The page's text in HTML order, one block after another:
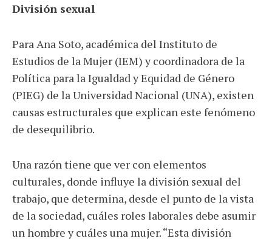
División sexual
Para Ana Soto, académica del Instituto de
Estudios de la Mujer (IEM) y coordinadora de la
Política para la Igualdad y Equidad de Género
(PIEG) de la Universidad Nacional (UNA), existen
causas estructurales que explican este fenómeno
de desequilibrio.
Una razón tiene que ver con elementos
culturales, donde influye la división sexual del
trabajo, que determina, desde el punto de la vista
de la sociedad, cuáles roles laborales debe asumir
un hombre y cuáles una mujer. “Esta división